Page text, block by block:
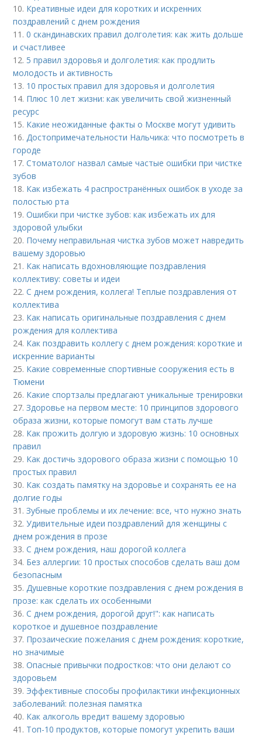
10. Креативные идеи для коротких и искренних
поздравлений с днем рождения
11.0 скандинавских правил долголетия: как жить дольше
и счастливее
12. 5 правил здоровья и долголетия: как продлить
молодость и активность
13. 10 простых правил для здоровья и долголетия
14. Плюс 10 лет жизни: как увеличить свой жизненный
ресурс
15. Какие неожиданные факты о Москве могут удивить
16.Достопримечательности Нальчика: что посмотреть в
городе
17.Стоматолог назвал самые частые ошибки при чистке
зубов
18. Как избежать 4 распространённых ошибок в уходе за
полостью рта
19.Ошибки при чистке зубов: как избежать их для
здоровой улыбки
20. Почему неправильная чистка зубов может навредить
вашему здоровью
21. Как написать вдохновляющие поздравления
коллективу: советы и идеи
22.С днем рождения, коллега! Теплые поздравления от
коллектива
23. Как написать оригинальные поздравления с днем
рождения для коллектива
24. Как поздравить коллегу с днем рождения: короткие и
искренние варианты
25. Какие современные спортивные сооружения есть в
Тюмени
26. Какие спортзалы предлагают уникальные тренировки
27.Здоровье на первом месте: 10 принципов здорового
образа жизни, которые помогут вам стать лучше
28. Как прожить долгую и здоровую жизнь: 10 основных
правил
29. Как достичь здорового образа жизни с помощью 10
простых правил
30. Как создать памятку на здоровье и сохранять ее на
долгие годы
31.Зубные проблемы и их лечение: все, что нужно знать
32.Удивительные идеи поздравлений для женщины с
днем рождения в прозе
33.С днем рождения, наш дорогой коллега
34. Без аллергии: 10 простых способов сделать ваш дом
безопасным
35.Душевные короткие поздравления с днем рождения в
прозе: как сделать их особенными
36.С днем рождения, дорогой друг!": как написать
короткое и душевное поздравление
37. Прозаические пожелания с днем рождения: короткие,
но значимые
38.Опасные привычки подростков: что они делают со
здоровьем
39. Эффективные способы профилактики инфекционных
заболеваний: полезная памятка
40. Как алкоголь вредит вашему здоровью
41. Топ-10 продуктов, которые помогут укрепить ваши